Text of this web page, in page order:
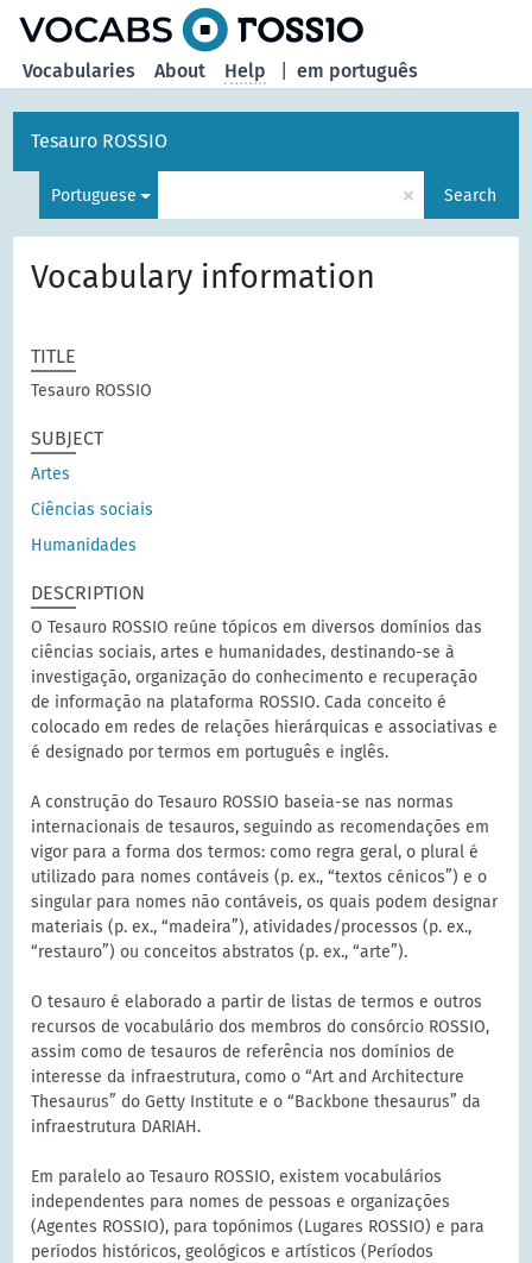
em português
Vocabularies About Help
Tesauro ROSSIO
Portuguese × Search
Vocabulary information
TITLE
Tesauro ROSSIO
SUBJECT
Artes
Ciências sociais
Humanidades
DESCRIPTION
O Tesauro ROSSIO reúne tópicos em diversos domínios das
ciências sociais, artes e humanidades, destinando-se à
investigação, organização do conhecimento e recuperação
de informação na plataforma ROSSIO. Cada conceito é
colocado em redes de relações hierárquicas e associativas e
é designado por termos em português e inglês.
A construção do Tesauro ROSSIO baseia-se nas normas
internacionais de tesauros, seguindo as recomendações em
vigor para a forma dos termos: como regra geral, o plural é
utilizado para nomes contáveis (p. ex., “textos cénicos”) e o
singular para nomes não contáveis, os quais podem designar
materiais (p. ex., “madeira”), atividades/processos (p. ex.,
“restauro”) ou conceitos abstratos (p. ex., “arte”).
O tesauro é elaborado a partir de listas de termos e outros
recursos de vocabulário dos membros do consórcio ROSSIO,
assim como de tesauros de referência nos domínios de
interesse da infraestrutura, como o “Art and Architecture
Thesaurus” do Getty Institute e o “Backbone thesaurus” da
infraestrutura DARIAH.
Em paralelo ao Tesauro ROSSIO, existem vocabulários
independentes para nomes de pessoas e organizações
(Agentes ROSSIO), para topónimos (Lugares ROSSIO) e para
períodos históricos, geológicos e artísticos (Períodos